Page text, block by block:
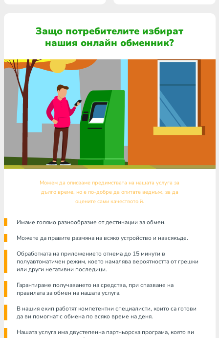
Защо потребителите избират
нашия онлайн обменник?
Можем да описваме предимствата на нашата услуга за
дълго време, но е по-добре да опитате веднъж, за да
оцените сами качеството й.
Имаме голямо разнообразие от дестинации за обмен.
Можете да правите размяна на всяко устройство и навсякъде.
Обработката на приложението отнема до 15 минути в
полуавтоматичен режим, което намалява вероятността от грешки
или други негативни последици.
Гарантираме получаването на средства, при спазване на
правилата за обмен на нашата услуга.
В нашия екип работят компетентни специалисти, които са готови
да ви помогнат с обмена по всяко време на деня.
Нашата услуга има двустепенна партньорска програма, която ви